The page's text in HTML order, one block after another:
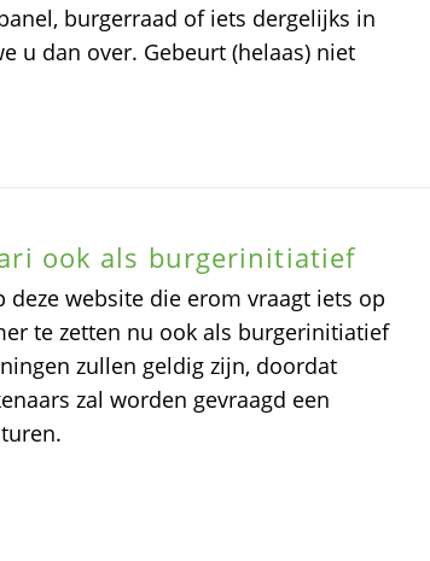
burgerraad of iets dergelijks in
u dan over. Gebeurt (helaas) niet
ook als burgerinitiatief
website die erom vraagt iets op
te zetten nu ook als burgerinitiatief
zullen geldig zijn, doordat
zal worden gevraagd een